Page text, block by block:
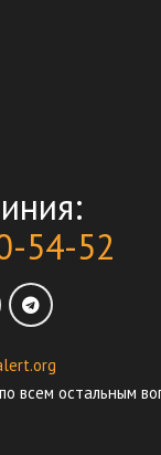
54-52
всем остальным